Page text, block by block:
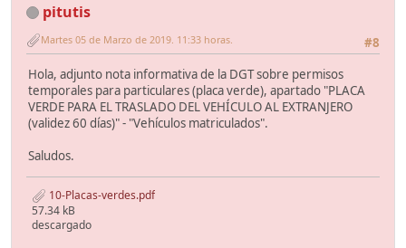
pitutis
#8
Martes 05 de Marzo de 2019. 11:33 horas.
Hola, adjunto nota informativa de la DGT sobre permisos
temporales para particulares (placa verde), apartado "PLACA
VERDE PARA EL TRASLADO DEL VEHÍCULO AL EXTRANJERO
(validez 60 días)" - "Vehículos matriculados".
Saludos.
10-Placas-verdes.pdf
57.34 kB
descargado